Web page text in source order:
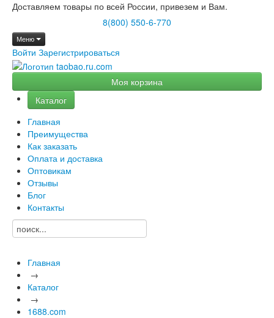
Доставляем товары по всей России, привезем и Вам.
8(800) 550-6-770
Меню
Войти Зарегистрироваться
Моя корзина
Каталог
Главная
Преимущества
Как заказать
Оплата и доставка
Оптовикам
Отзывы
Блог
Контакты
Главная
→
Каталог
→
1688.com